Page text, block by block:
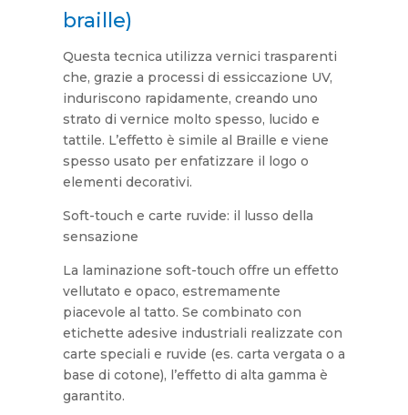
braille)
Questa tecnica utilizza vernici trasparenti
che, grazie a processi di essiccazione UV,
induriscono rapidamente, creando uno
strato di vernice molto spesso, lucido e
tattile. L’effetto è simile al Braille e viene
spesso usato per enfatizzare il logo o
elementi decorativi.
Soft-touch e carte ruvide: il lusso della
sensazione
La laminazione soft-touch offre un effetto
vellutato e opaco, estremamente
piacevole al tatto. Se combinato con
etichette adesive industriali realizzate con
carte speciali e ruvide (es. carta vergata o a
base di cotone), l’effetto di alta gamma è
garantito.